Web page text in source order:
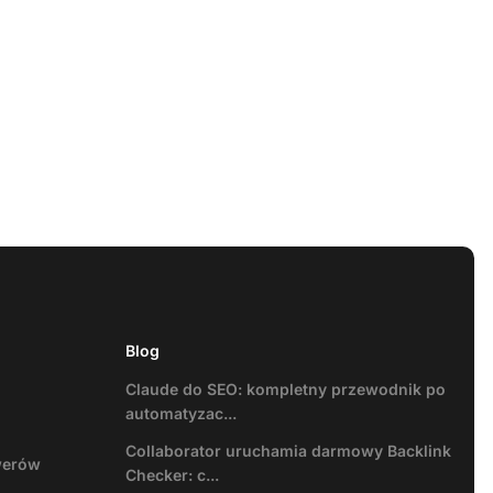
Blog
Claude do SEO: kompletny przewodnik po
automatyzac...
Collaborator uruchamia darmowy Backlink
Checker: c...